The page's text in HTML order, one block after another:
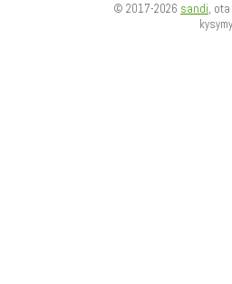
© 2017-2026 sandi,